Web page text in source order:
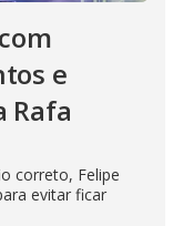
e
Rafa
correto, Felipe
evitar ficar